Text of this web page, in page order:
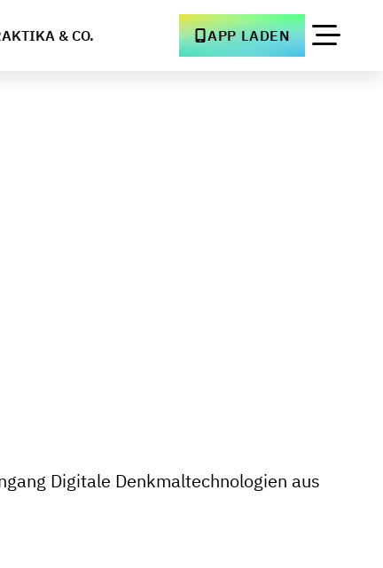
& CO. APP LADEN
Digitale Denkmaltechnologien aus